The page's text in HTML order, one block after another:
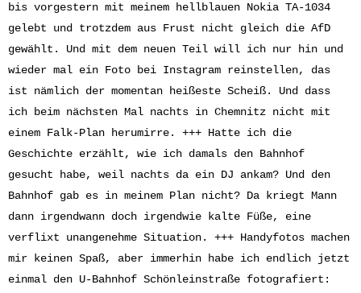
bis vorgestern mit meinem hellblauen Nokia TA-1034
gelebt und trotzdem aus Frust nicht gleich die AfD
gewählt. Und mit dem neuen Teil will ich nur hin und
wieder mal ein Foto bei Instagram reinstellen, das
ist nämlich der momentan heißeste Scheiß. Und dass
ich beim nächsten Mal nachts in Chemnitz nicht mit
einem Falk-Plan herumirre. +++ Hatte ich die
Geschichte erzählt, wie ich damals den Bahnhof
gesucht habe, weil nachts da ein DJ ankam? Und den
Bahnhof gab es in meinem Plan nicht? Da kriegt Mann
dann irgendwann doch irgendwie kalte Füße, eine
verflixt unangenehme Situation. +++ Handyfotos machen
mir keinen Spaß, aber immerhin habe ich endlich jetzt
einmal den U-Bahnhof Schönleinstraße fotografiert: